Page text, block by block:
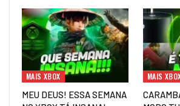
MAIS XBOX
MEU DEUS! ESSA SEMANA
MAIS